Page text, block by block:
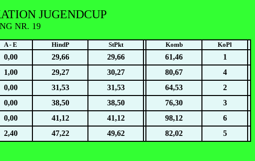
JUGENDCUP
NR. 19
A - E HindP StPkt Komb KoPl
0,00 29,66 29,66 61,46
1
1,00 29,27 30,27 80,67
4
0,00 31,53 31,53 64,53
2
0,00 38,50 38,50 76,30
3
0,00 41,12 41,12 98,12
6
2,40 47,22 49,62 82,02 5